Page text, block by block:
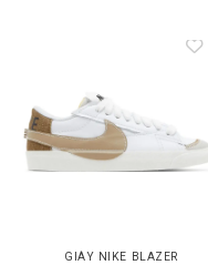
GIÀY NIKE BLAZER